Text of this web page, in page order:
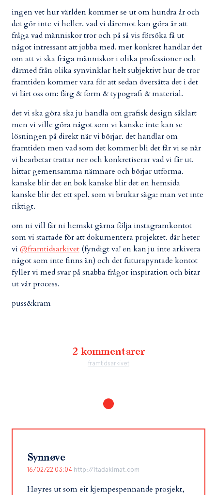
ingen vet hur världen kommer se ut om hundra år och
det gör inte vi heller. vad vi däremot kan göra är att
fråga vad människor tror och på så vis försöka få ut
något intressant att jobba med. mer konkret handlar det
om att vi ska fråga människor i olika professioner och
därmed från olika synvinklar helt subjektivt hur de tror
framtiden kommer vara för att sedan översätta det i det
vi lärt oss om: färg & form & typografi & material.
det vi ska göra ska ju handla om grafisk design såklart
men vi ville göra något som vi kanske inte kan se
lösningen på direkt när vi börjar. det handlar om
framtiden men vad som det kommer bli det får vi se när
vi bearbetar trattar ner och konkretiserar vad vi får ut.
hittar gemensamma nämnare och börjar utforma.
kanske blir det en bok kanske blir det en hemsida
kanske blir det ett spel. som vi brukar säga: man vet inte
riktigt.
om ni vill får ni hemskt gärna följa instagramkontot
som vi startade för att dokumentera projektet. där heter
vi @framtidsarkivet (fyndigt va! en kan ju inte arkivera
något som inte finns än) och det futurapyntade kontot
fyller vi med svar på snabba frågor inspiration och bitar
ut vår process.
puss&kram
2 kommentarer
framtidsarkivet
Synnøve
16/02/22 03:04 http://itadakimat.com
Høyres ut som eit kjempespennande prosjekt,